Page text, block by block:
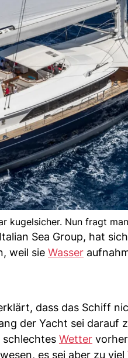
kugelsicher. Nun fragt
Sea Group, hat
weil sie Wasser
dass das Schiff
der Yacht sei darauf
Wetter
es sei aber zu viel